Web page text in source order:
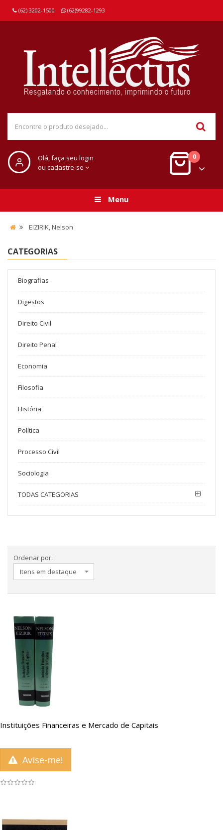
(62) 3202-1500 (62)99282-1293
Olá, faça seu login
ou cadastre-se
0
Menu
EIZIRIK, Nelson
CATEGORIAS
Biografias
Digestos
Direito Civil
Direito Penal
Economia
Filosofia
História
Política
Processo Civil
Sociologia
TODAS CATEGORIAS
Ordenar por:
Instituições Financeiras e Mercado de Capitais
Avise-me!